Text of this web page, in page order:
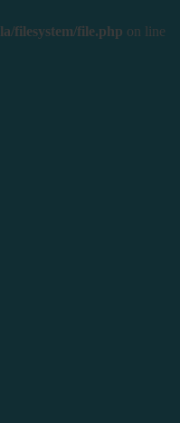
filesystem/file.php on line